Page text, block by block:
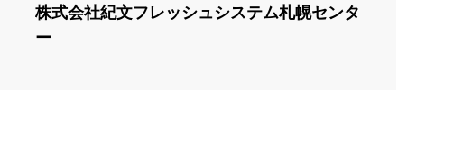
株式会社紀文フレッシュシステム札幌センタ
ー